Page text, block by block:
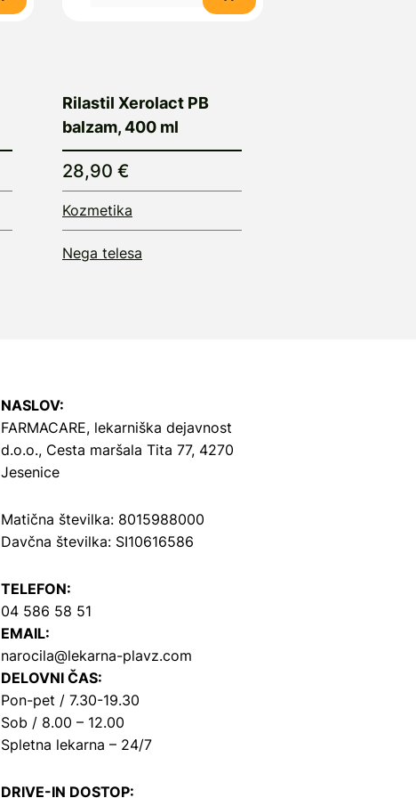
Rilastil Xerolact PB
balzam, 400 ml
28,90 €
Kozmetika
Nega telesa
NASLOV:
FARMACARE, lekarniška dejavnost
d.o.o., Cesta maršala Tita 77, 4270
Jesenice
Matična številka: 8015988000
Davčna številka: SI10616586
TELEFON:
04 586 58 51
EMAIL:
narocila@lekarna-plavz.com
DELOVNI ČAS:
Pon-pet / 7.30-19.30
Sob / 8.00 – 12.00
Spletna lekarna – 24/7
DRIVE-IN DOSTOP: